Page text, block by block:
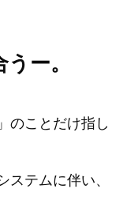
ー。
のことだけ指し
ステムに伴い、